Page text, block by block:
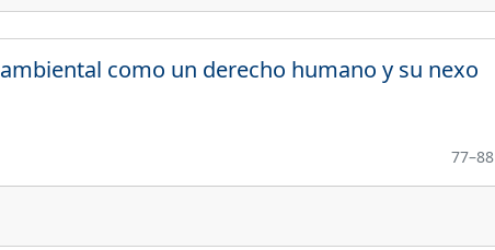
como un derecho humano y su nexo
77–88